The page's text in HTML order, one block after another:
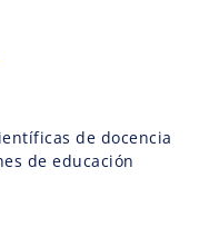
de docencia
de educación